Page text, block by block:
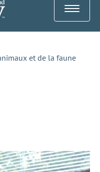
Toggle
et de la faune